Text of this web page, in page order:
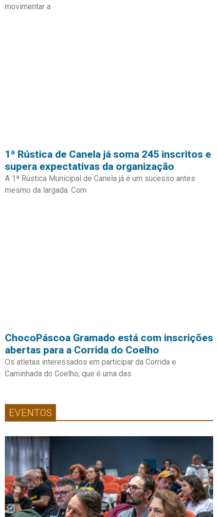
movimentar a
1ª Rústica de Canela já soma 245 inscritos e
supera expectativas da organização
A 1ª Rústica Municipal de Canela já é um sucesso antes
mesmo da largada. Com
ChocoPáscoa Gramado está com inscrições
abertas para a Corrida do Coelho
Os atletas interessados em participar da Corrida e
Caminhada do Coelho, que é uma das
EVENTOS